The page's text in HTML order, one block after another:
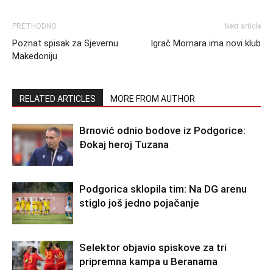
PRETHODNO
Poznat spisak za Sjevernu
Makedoniju
Next article
Igrač Mornara ima novi klub
RELATED ARTICLES MORE FROM AUTHOR
Brnović odnio bodove iz Podgorice:
Đokaj heroj Tuzana
Podgorica sklopila tim: Na DG arenu
stiglo još jedno pojačanje
Selektor objavio spiskove za tri
pripremna kampa u Beranama